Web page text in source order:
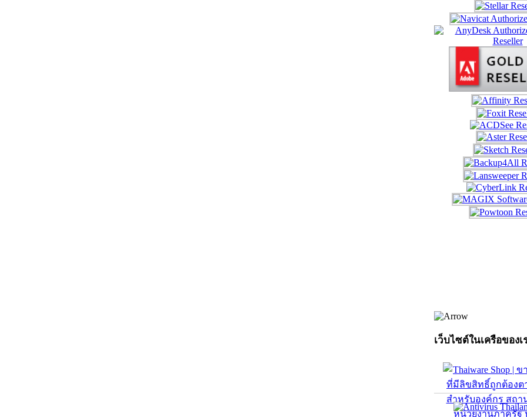
เว็บไซต์ในเครือของเ